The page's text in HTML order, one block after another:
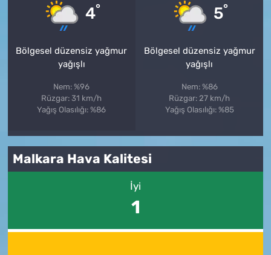
4°
Bölgesel düzensiz yağmur
yağışlı
Nem: %96
Rüzgar: 31 km/h
Yağış Olasılığı: %86
5°
Bölgesel düzensiz yağmur
yağışlı
Nem: %86
Rüzgar: 27 km/h
Yağış Olasılığı: %85
Malkara Hava Kalitesi
İyi
1